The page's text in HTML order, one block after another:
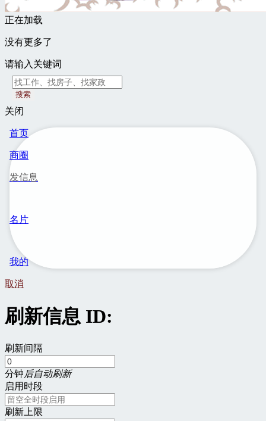
正在加载
没有更多了
请输入关键词
搜索
关闭
首页
商圈
发信息
名片
我的
取消
刷新信息 ID:
刷新间隔
分钟后自动刷新
启用时段
刷新上限